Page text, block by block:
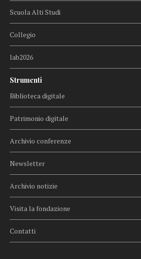
Scuola Alti Studi
Collegio
lab2026
Strumenti
Biblioteca digitale
Patrimonio digitale
Archivio conferenze
Newsletter
Archivio notizie
Visita la fondazione
Contatti